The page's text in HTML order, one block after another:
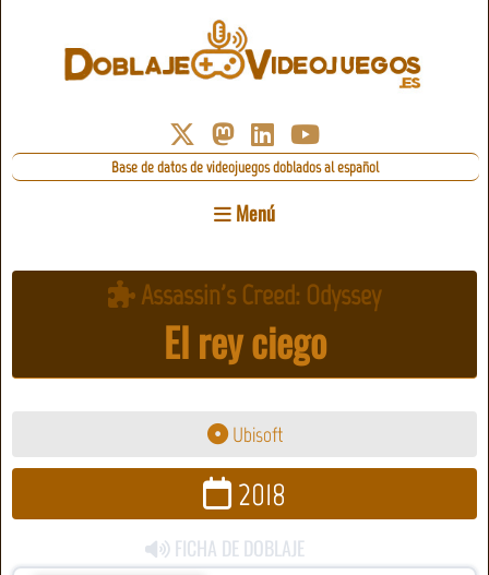
Base de datos de videojuegos doblados al español
Menú
Assassin's Creed: Odyssey
El rey ciego
Ubisoft
2018
FICHA DE DOBLAJE